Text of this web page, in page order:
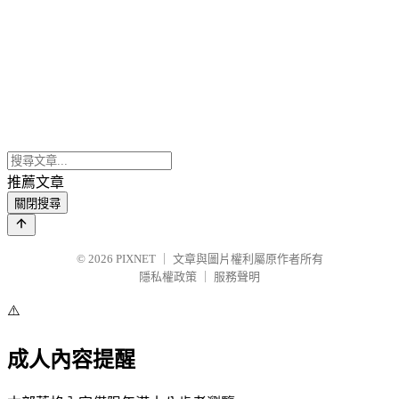
推薦文章
關閉搜尋
© 2026 PIXNET
文章與圖片權利屬原作者所有
隱私權政策
服務聲明
⚠️
成人內容提醒